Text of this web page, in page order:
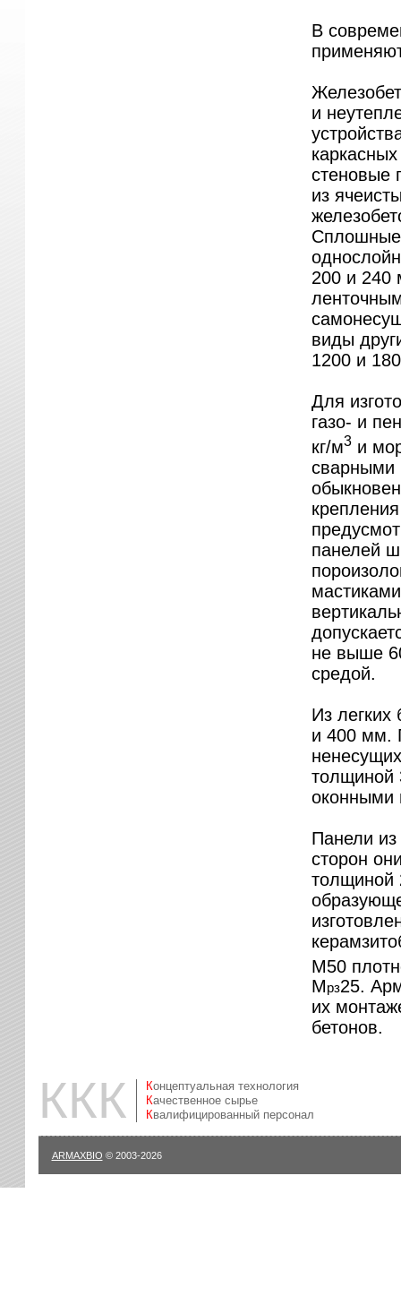
В
и
стеновые
из
Сплошные
200 и 240
виды
1200 и
Для
газо- и
кг/м3и
сварными
панелей
не выше
средой.
Из легких
и 400 мм.
толщиной
оконными
Панели
сторон
толщиной
М50
Мрз25.
их
бетонов.
ККК
Концептуальная технология
Качественное сырье
Квалифицированный персонал
ARMAXBIO © 2003-2026